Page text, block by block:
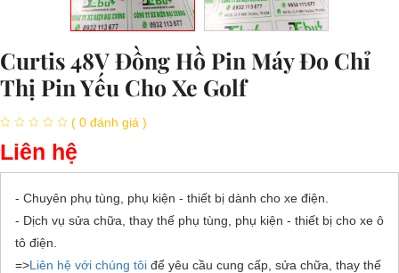
Curtis 48V Đồng Hồ Pin Máy Đo Chỉ
Thị Pin Yếu Cho Xe Golf
( 0 đánh giá )
Liên hệ
- Chuyên phụ tùng, phụ kiện - thiết bị dành cho xe điện.
- Dịch vụ sửa chữa, thay thế phụ tùng, phụ kiện - thiết bị cho xe ô
tô điện.
=>Liên hệ với chúng tôi để yêu cầu cung cấp, sửa chữa, thay thế